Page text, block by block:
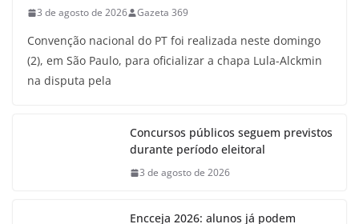
3 de agosto de 2026 Gazeta 369
Convenção nacional do PT foi realizada neste domingo
(2), em São Paulo, para oficializar a chapa Lula-Alckmin
na disputa pela
Concursos públicos seguem previstos
durante período eleitoral
3 de agosto de 2026
Encceja 2026: alunos já podem